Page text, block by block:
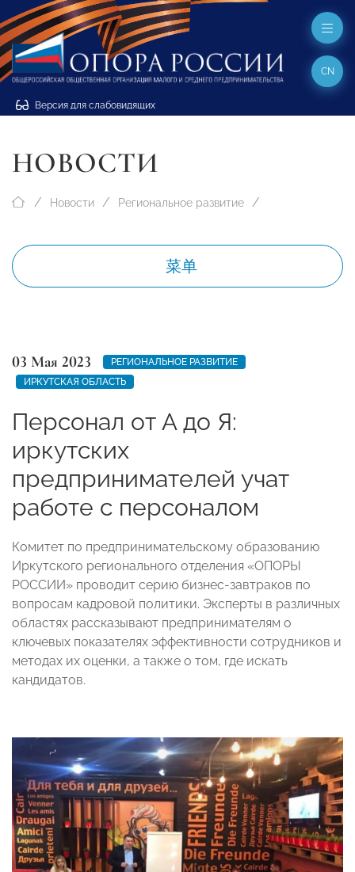
Версия для слабовидящих
CN
НОВОСТИ
Новости Региональное развитие
菜单
03 Мая 2023
РЕГИОНАЛЬНОЕ РАЗВИТИЕ
ИРКУТСКАЯ ОБЛАСТЬ
Персонал от А до Я:
иркутских
предпринимателей учат
работе с персоналом
Комитет по предпринимательскому образованию
Иркутского регионального отделения «ОПОРЫ
РОССИИ» проводит серию бизнес-завтраков по
вопросам кадровой политики. Эксперты в различных
областях рассказывают предпринимателям о
ключевых показателях эффективности сотрудников и
методах их оценки, а также о том, где искать
кандидатов.